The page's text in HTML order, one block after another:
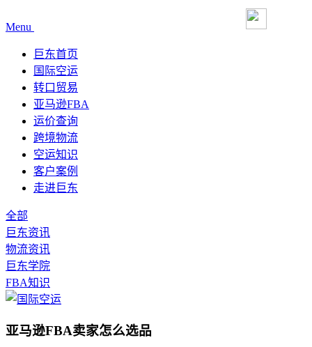
Menu
巨东首页
国际空运
转口贸易
亚马逊FBA
运价查询
跨境物流
空运知识
客户案例
走进巨东
全部
巨东资讯
物流资讯
巨东学院
FBA知识
亚马逊FBA卖家怎么选品